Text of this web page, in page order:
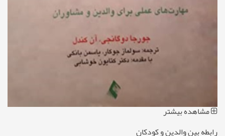
مشاهده بیشتر
رابطه بین والدین و کودکان